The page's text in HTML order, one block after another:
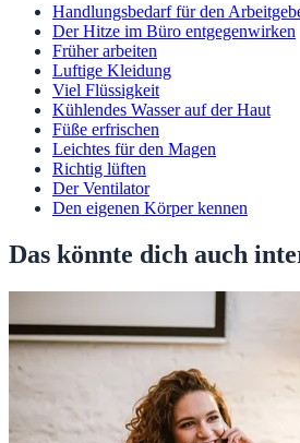
Handlungsbedarf für den
Der Hitze im Büro entgegenwirken
Früher arbeiten
Luftige Kleidung
Viel Flüssigkeit
Kühlendes Wasser auf der Haut
Füße erfrischen
Leichtes für den Magen
Richtig lüften
Der Ventilator
Den eigenen Körper kennen
Das könnte dich auch